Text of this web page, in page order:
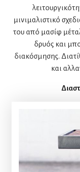
μινιμαλιστικό
του από μασίφ
δρυός και
διακόσμησης.
και